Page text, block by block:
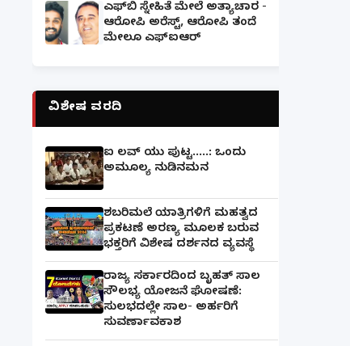
ಎಫ್‌ಬಿ ಸ್ನೇಹಿತೆ ಮೇಲೆ ಅತ್ಯಾಚಾರ -
ಆರೋಪಿ ಅರೆಸ್ಟ್, ಆರೋಪಿ ತಂದೆ
ಮೇಲೂ ಎಫ್ಐಆರ್
ವಿಶೇಷ ವರದಿ
ಐ ಲವ್ ಯು ಪುಟ್ಟ.....: ಒಂದು
ಅಮೂಲ್ಯ ನುಡಿನಮನ
ಶಬರಿಮಲೆ ಯಾತ್ರಿಗಳಿಗೆ ಮಹತ್ವದ
ಪ್ರಕಟಣೆ ಅರಣ್ಯ ಮೂಲಕ ಬರುವ
ಭಕ್ತರಿಗೆ ವಿಶೇಷ ದರ್ಶನದ ವ್ಯವಸ್ಥೆ
ರಾಜ್ಯ ಸರ್ಕಾರದಿಂದ ಬೃಹತ್ ಸಾಲ
ಸೌಲಭ್ಯ ಯೋಜನೆ ಘೋಷಣೆ:
ಸುಲಭದಲ್ಲೇ ಸಾಲ- ಅರ್ಹರಿಗೆ
ಸುವರ್ಣಾವಕಾಶ